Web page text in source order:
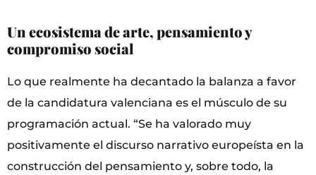
Un ecosistema de arte, pensamiento y
compromiso social
Lo que realmente ha decantado la balanza a favor
de la candidatura valenciana es el músculo de su
programación actual. “Se ha valorado muy
positivamente el discurso narrativo europeísta en la
construcción del pensamiento y, sobre todo, la